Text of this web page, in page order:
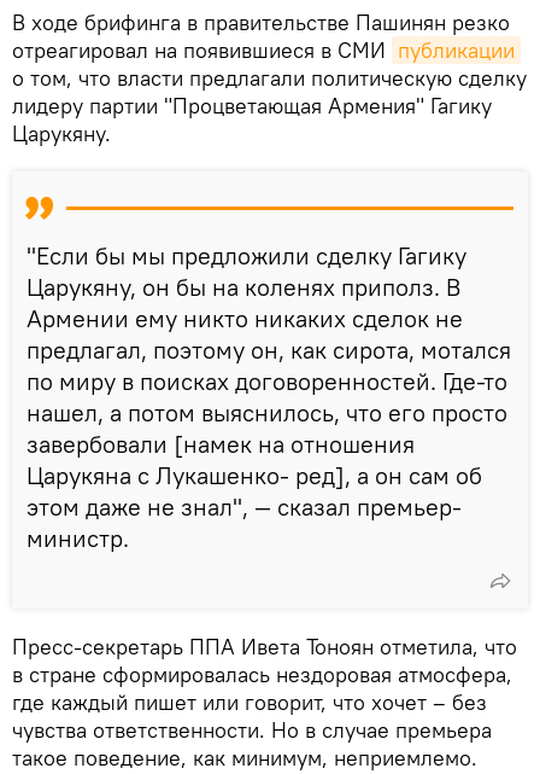
В ходе брифинга в правительстве Пашинян резко
отреагировал на появившиеся в СМИ публикации
о том, что власти предлагали политическую сделку
лидеру партии "Процветающая Армения" Гагику
Царукяну.
"Если бы мы предложили сделку Гагику
Царукяну, он бы на коленях приполз. В
Армении ему никто никаких сделок не
предлагал, поэтому он, как сирота, мотался
по миру в поисках договоренностей. Где-то
нашел, а потом выяснилось, что его просто
завербовали [намек на отношения
Царукяна с Лукашенко- ред], а он сам об
этом даже не знал", — сказал премьер-
министр.
Пресс-секретарь ППА Ивета Тоноян отметила, что
в стране сформировалась нездоровая атмосфера,
где каждый пишет или говорит, что хочет – без
чувства ответственности. Но в случае премьера
такое поведение, как минимум, неприемлемо.